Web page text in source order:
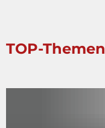
TOP-Themen